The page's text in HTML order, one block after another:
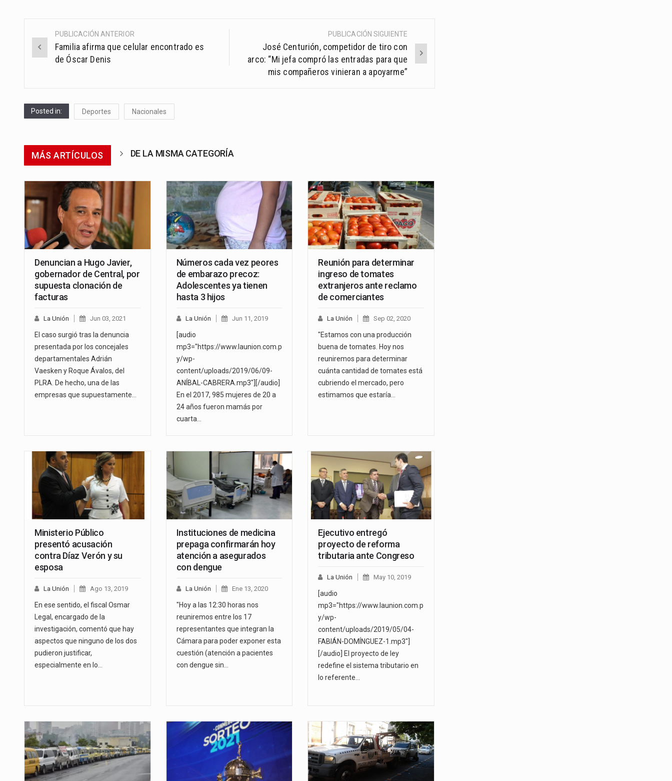
Post
navigation
PUBLICACIÓN ANTERIOR
Familia afirma que celular encontrado es
de Óscar Denis
PUBLICACIÓN SIGUIENTE
José Centurión, competidor de tiro con
arco: “Mi jefa compró las entradas para que
mis compañeros vinieran a apoyarme”
Posted in: Deportes Nacionales
MÁS ARTÍCULOS DE LA MISMA CATEGORÍA
Denuncian a Hugo Javier,
gobernador de Central, por
supuesta clonación de
facturas
La Unión Jun 03, 2021
El caso surgió tras la denuncia
presentada por los concejales
departamentales Adrián
Vaesken y Roque Ávalos, del
PLRA. De hecho, una de las
empresas que supuestamente…
Números cada vez peores
de embarazo precoz:
Adolescentes ya tienen
hasta 3 hijos
La Unión Jun 11, 2019
[audio
mp3="https://www.launion.com.p
y/wp-
content/uploads/2019/06/09-
ANÍBAL-CABRERA.mp3"][/audio]
En el 2017, 985 mujeres de 20 a
24 años fueron mamás por
cuarta…
Reunión para determinar
ingreso de tomates
extranjeros ante reclamo
de comerciantes
La Unión Sep 02, 2020
"Estamos con una producción
buena de tomates. Hoy nos
reuniremos para determinar
cuánta cantidad de tomates está
cubriendo el mercado, pero
estimamos que estaría…
Ministerio Público
presentó acusación
contra Díaz Verón y su
esposa
La Unión Ago 13, 2019
En ese sentido, el fiscal Osmar
Legal, encargado de la
investigación, comentó que hay
aspectos que ninguno de los dos
pudieron justificar,
especialmente en lo…
Instituciones de medicina
prepaga confirmarán hoy
atención a asegurados
con dengue
La Unión Ene 13, 2020
"Hoy a las 12:30 horas nos
reuniremos entre los 17
representantes que integran la
Cámara para poder exponer esta
cuestión (atención a pacientes
con dengue sin…
Ejecutivo entregó
proyecto de reforma
tributaria ante Congreso
La Unión May 10, 2019
[audio
mp3="https://www.launion.com.p
y/wp-
content/uploads/2019/05/04-
FABIÁN-DOMÍNGUEZ-1.mp3"]
[/audio] El proyecto de ley
redefine el sistema tributario en
lo referente…